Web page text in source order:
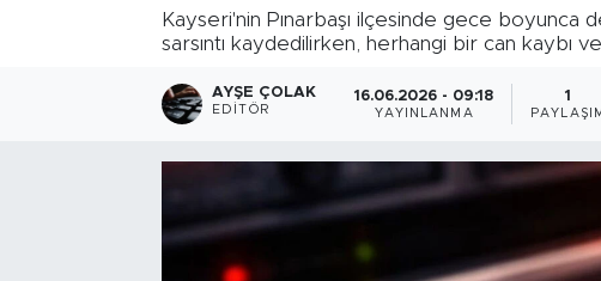
Kayseri'nin Pınarbaşı ilçesinde gece
sarsıntı kaydedilirken, herhangi bir can kaybı
AYŞE ÇOLAK
EDITÖR
16.06.2026 - 09:18
YAYINLANMA
1
PAYLAŞIM
Süper Lig Puan Durumu ve Fikstür